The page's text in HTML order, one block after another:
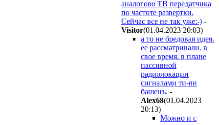
аналогово ТВ передатчика
по частоте развертки.
Сейчас все не так уже:-) -
Visitor(01.04.2023 20:03)
а то не бредовая идея.
ее рассматривали. в
свое время. в плане
пассивной
радиолокации
сигналами ти-ви
башенъ. -
Alex68(01.04.2023
20:13)
Можно и с